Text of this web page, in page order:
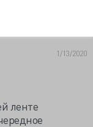
1/13/2020
ленте